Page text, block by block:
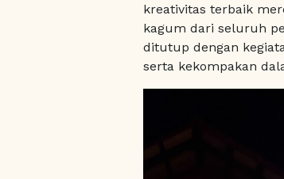
kreativitas terbaik
kagum dari seluruh
ditutup dengan
serta kekompakan